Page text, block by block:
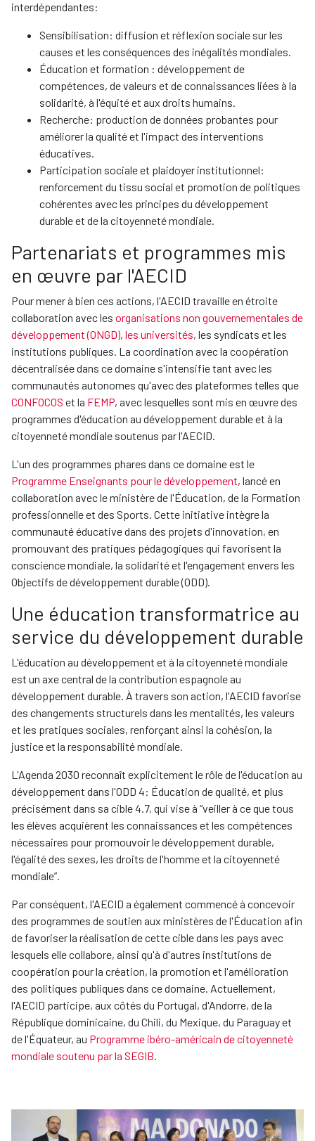
interdépendantes:
Sensibilisation: diffusion et réflexion sociale sur les
causes et les conséquences des inégalités mondiales.
Éducation et formation : développement de
compétences, de valeurs et de connaissances liées à la
solidarité, à l'équité et aux droits humains.
Recherche: production de données probantes pour
améliorer la qualité et l'impact des interventions
éducatives.
Participation sociale et plaidoyer institutionnel:
renforcement du tissu social et promotion de politiques
cohérentes avec les principes du développement
durable et de la citoyenneté mondiale.
Partenariats et programmes mis
en œuvre par l'AECID
Pour mener à bien ces actions, l'AECID travaille en étroite
collaboration avec les organisations non gouvernementales de
développement (ONGD), les universités, les syndicats et les
institutions publiques. La coordination avec la coopération
décentralisée dans ce domaine s'intensifie tant avec les
communautés autonomes qu'avec des plateformes telles que
CONFOCOS et la FEMP, avec lesquelles sont mis en œuvre des
programmes d'éducation au développement durable et à la
citoyenneté mondiale soutenus par l'AECID.
L'un des programmes phares dans ce domaine est le
Programme Enseignants pour le développement, lancé en
collaboration avec le ministère de l'Éducation, de la Formation
professionnelle et des Sports. Cette initiative intègre la
communauté éducative dans des projets d'innovation, en
promouvant des pratiques pédagogiques qui favorisent la
conscience mondiale, la solidarité et l'engagement envers les
Objectifs de développement durable (ODD).
Une éducation transformatrice au
service du développement durable
L'éducation au développement et à la citoyenneté mondiale
est un axe central de la contribution espagnole au
développement durable. À travers son action, l'AECID favorise
des changements structurels dans les mentalités, les valeurs
et les pratiques sociales, renforçant ainsi la cohésion, la
justice et la responsabilité mondiale.
L'Agenda 2030 reconnaît explicitement le rôle de l'éducation au
développement dans l'ODD 4: Éducation de qualité, et plus
précisément dans sa cible 4.7, qui vise à “veiller à ce que tous
les élèves acquièrent les connaissances et les compétences
nécessaires pour promouvoir le développement durable,
l'égalité des sexes, les droits de l'homme et la citoyenneté
mondiale”.
Par conséquent, l'AECID a également commencé à concevoir
des programmes de soutien aux ministères de l'Éducation afin
de favoriser la réalisation de cette cible dans les pays avec
lesquels elle collabore, ainsi qu'à d'autres institutions de
coopération pour la création, la promotion et l'amélioration
des politiques publiques dans ce domaine. Actuellement,
l'AECID participe, aux côtés du Portugal, d'Andorre, de la
République dominicaine, du Chili, du Mexique, du Paraguay et
de l'Équateur, au Programme ibéro-américain de citoyenneté
mondiale soutenu par la SEGIB.